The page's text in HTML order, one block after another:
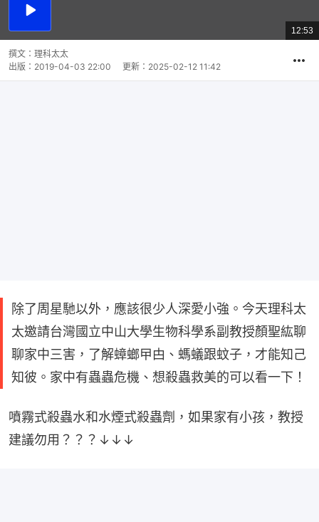
播
總
共
間
12:53
撰文： 理科太太
出版： 2019-04-03 22:00 更新： 2025-02-12 11:42
除了周星馳以外，應該很少人深愛小強。今天理科太
太邀請台灣國立中山大學生物科學系副教授顏聖紘聊
聊家中三害，了解蟑螂曱甴、螞蟻跟蚊子，才能知己
知彼。家中有蟲蟲危機、想殺蟲救美的可以看一下！
噴霧式殺蟲水和水煙式殺蟲劑，如果家有小孩，教授
建議勿用？？？↓↓↓